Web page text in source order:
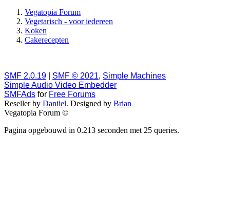
Vegatopia Forum
Vegetarisch - voor iedereen
Koken
Cakerecepten
SMF 2.0.19 SMF © 2021, Simple Machines
Simple Audio Video Embedder
SMFAds for Free Forums
Reseller by Daniiel. Designed by Brian
Vegatopia Forum ©
Pagina opgebouwd in 0.213 seconden met 25 queries.